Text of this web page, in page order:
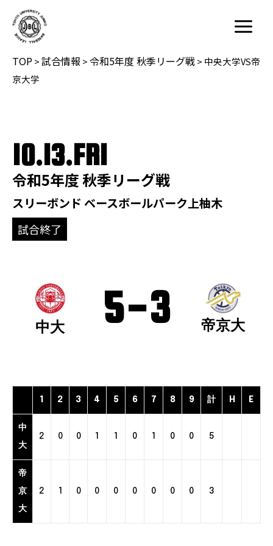
Main
Menu
TOP>試合情報 >令和5年度 秋季リーグ戦> 中央大学VS帝
京大学
10.13.FRI
令和5年度 秋季リーグ戦
スリーボンド ベースボールパーク上柚木
試合終了
中大 5-3 帝京大
1 2 3 4 5 6 7 8 9 計 H E
中
大
2 0 0 1 1 0 1 0 0 5
帝
京
大
2 1 0 0 0 0 0 0 0 3